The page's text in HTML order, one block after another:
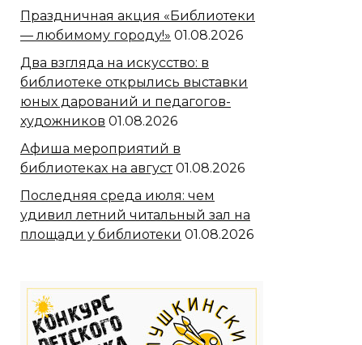
Праздничная акция «Библиотеки
— любимому городу!» 01.08.2026
Два взгляда на искусство: в
библиотеке открылись выставки
юных дарований и педагогов-
художников 01.08.2026
Афиша мероприятий в
библиотеках на август 01.08.2026
Последняя среда июля: чем
удивил летний читальный зал на
площади у библиотеки 01.08.2026